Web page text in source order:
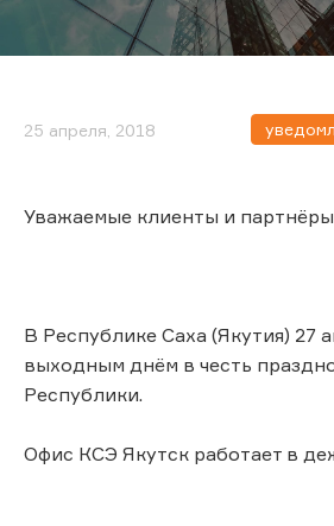
25 апреля, 2018
Уважаемые клиенты и
В Республике Саха (Якутия) 27
выходным днём в честь
Республики.
Офис КСЭ Якутск работает в